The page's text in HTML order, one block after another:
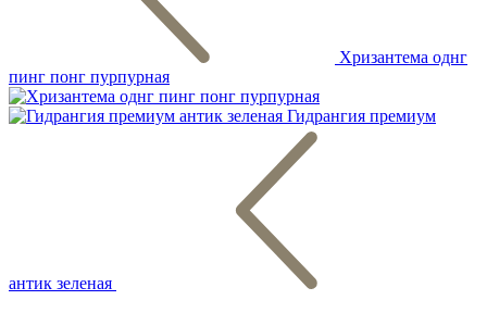
Хризантема однг
пинг понг пурпурная
Гидрангия премиум
антик зеленая